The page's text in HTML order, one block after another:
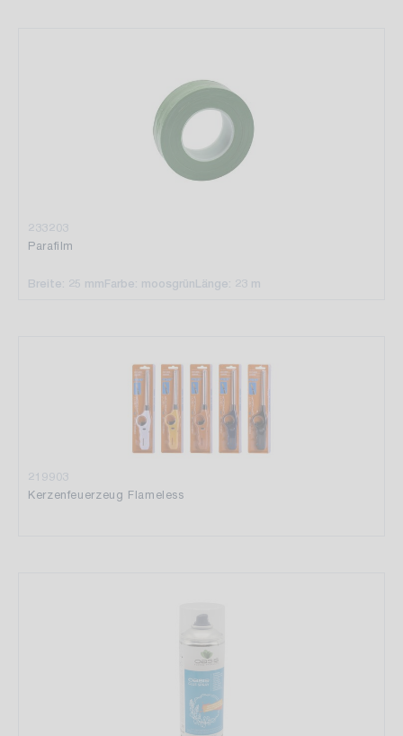
233203
Parafilm
Breite: 25 mmFarbe: moosgrünLänge: 23 m
219903
Kerzenfeuerzeug Flameless